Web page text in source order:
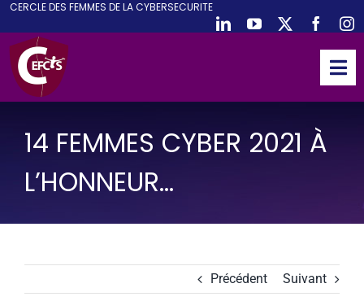
Passer
au
contenu
CERCLE DES FEMMES DE LACYBERSECURITE
ACCUEIL
CEFCYS
PODCAST
14 FEMMES CYBER 2021 À
L’HONNEUR…
Précédent Suivant